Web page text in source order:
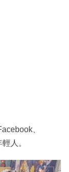
、
人。